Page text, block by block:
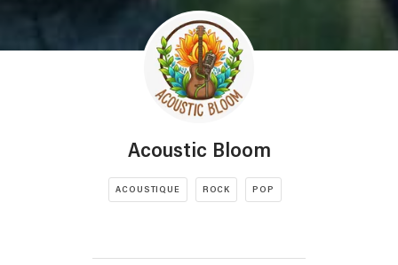
Acoustic Bloom
ACOUSTIQUE ROCK POP